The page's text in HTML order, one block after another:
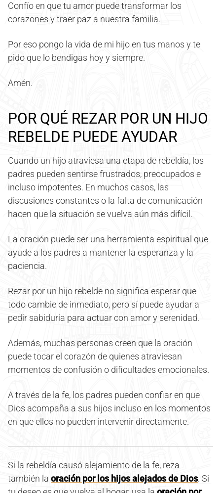
Confío en que tu amor puede transformar los
corazones y traer paz a nuestra familia.
Por eso pongo la vida de mi hijo en tus manos y te
pido que lo bendigas hoy y siempre.
Amén.
POR QUÉ REZAR POR UN HIJO
REBELDE PUEDE AYUDAR
Cuando un hijo atraviesa una etapa de rebeldía, los
padres pueden sentirse frustrados, preocupados e
incluso impotentes. En muchos casos, las
discusiones constantes o la falta de comunicación
hacen que la situación se vuelva aún más difícil.
La oración puede ser una herramienta espiritual que
ayude a los padres a mantener la esperanza y la
paciencia.
Rezar por un hijo rebelde no significa esperar que
todo cambie de inmediato, pero sí puede ayudar a
pedir sabiduría para actuar con amor y serenidad.
Además, muchas personas creen que la oración
puede tocar el corazón de quienes atraviesan
momentos de confusión o dificultades emocionales.
A través de la fe, los padres pueden confiar en que
Dios acompaña a sus hijos incluso en los momentos
en que ellos no pueden intervenir directamente.
Si la rebeldía causó alejamiento de la fe, reza
también la oración por los hijos alejados de Dios. Si